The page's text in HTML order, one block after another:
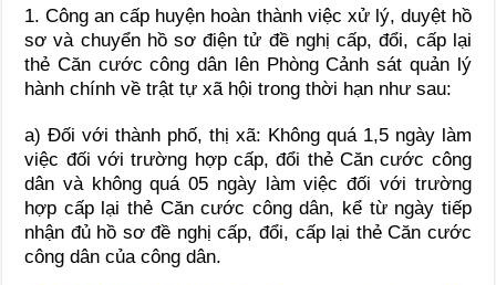
1. Công an cấp huyện hoàn thành việc xử lý, duyệt hồ
sơ và chuyển hồ sơ điện tử đề nghị cấp, đổi, cấp lại
thẻ Căn cước công dân lên Phòng Cảnh sát quản lý
hành chính về trật tự xã hội trong thời hạn như sau:
a) Đối với thành phố, thị xã: Không quá 1,5 ngày làm
việc đối với trường hợp cấp, đổi thẻ Căn cước công
dân và không quá 05 ngày làm việc đối với trường
hợp cấp lại thẻ Căn cước công dân, kể từ ngày tiếp
nhận đủ hồ sơ đề nghị cấp, đổi, cấp lại thẻ Căn cước
công dân của công dân.